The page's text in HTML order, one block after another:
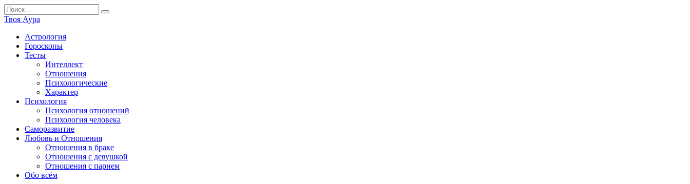
Перейти
к
содержанию
Search
for:
Твоя Аура
Астрология
Гороскопы
Тесты
Интеллект
Отношения
Психологические
Характер
Психология
Психология отношений
Психология человека
Саморазвитие
Любовь и Отношения
Отношения в браке
Отношения с девушкой
Отношения с парнем
Обо всём